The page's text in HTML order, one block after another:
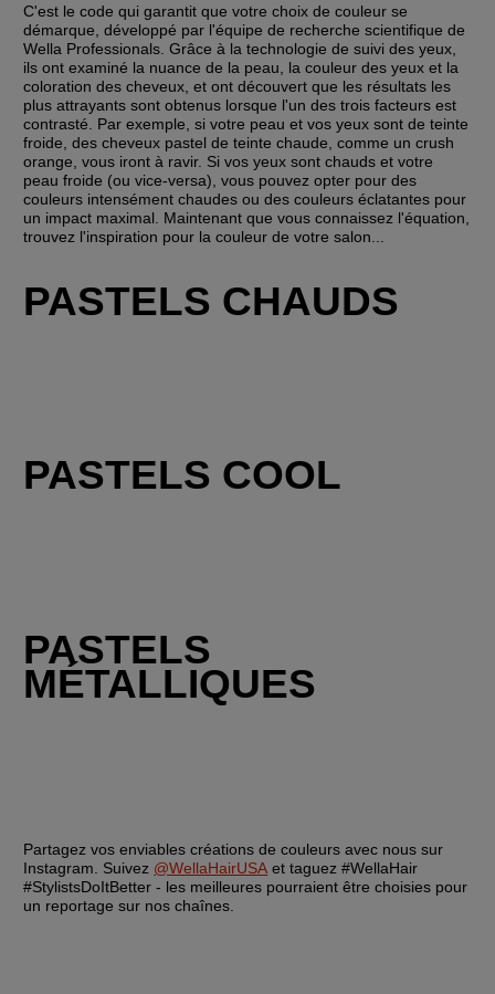
C'est le code qui garantit que votre choix de couleur se
démarque, développé par l'équipe de recherche scientifique de
Wella Professionals. Grâce à la technologie de suivi des yeux,
ils ont examiné la nuance de la peau, la couleur des yeux et la
coloration des cheveux, et ont découvert que les résultats les
plus attrayants sont obtenus lorsque l'un des trois facteurs est
contrasté. Par exemple, si votre peau et vos yeux sont de teinte
froide, des cheveux pastel de teinte chaude, comme un crush
orange, vous iront à ravir. Si vos yeux sont chauds et votre
peau froide (ou vice-versa), vous pouvez opter pour des
couleurs intensément chaudes ou des couleurs éclatantes pour
un impact maximal. Maintenant que vous connaissez l'équation,
trouvez l'inspiration pour la couleur de votre salon...
PASTELS CHAUDS
PASTELS COOL
PASTELS
MÉTALLIQUES
Partagez vos enviables créations de couleurs avec nous sur
Instagram. Suivez @WellaHairUSA et taguez #WellaHair
#StylistsDoItBetter - les meilleures pourraient être choisies pour
un reportage sur nos chaînes.